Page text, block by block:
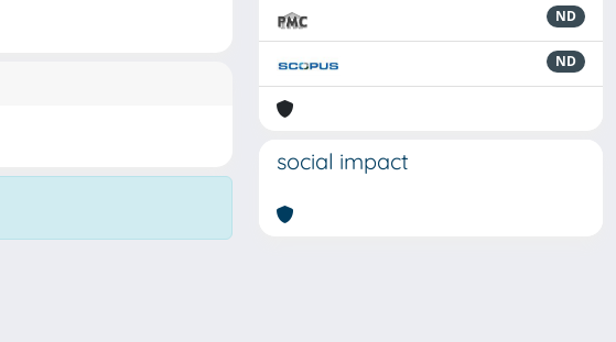
ND
ND
social impact